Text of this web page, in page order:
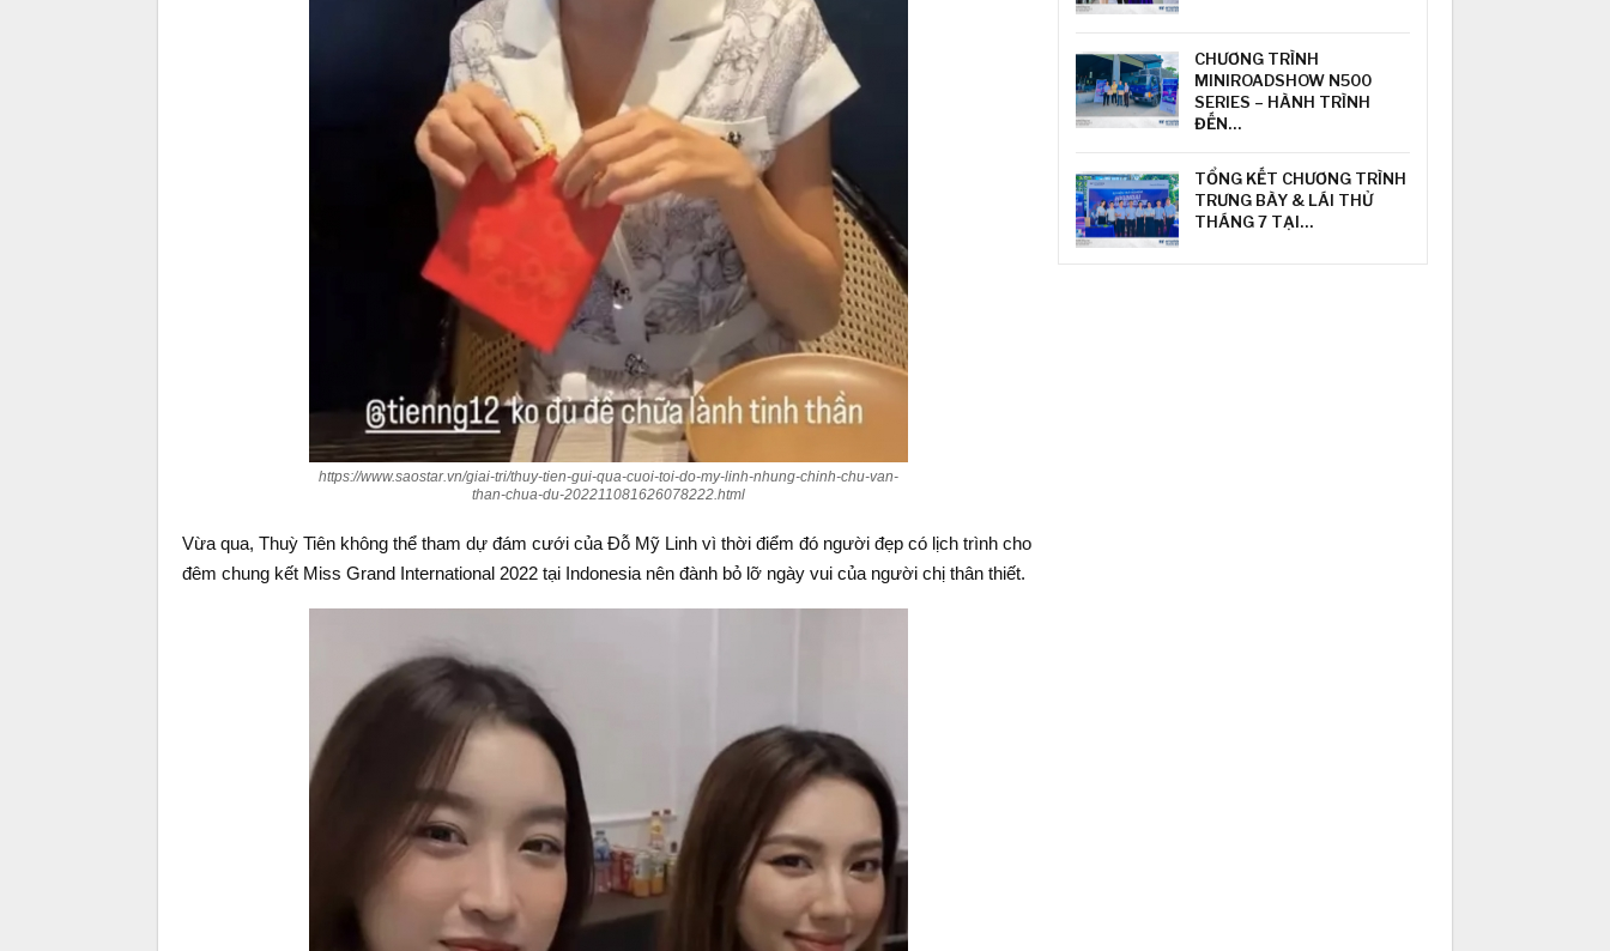
https://www.saostar.vn/giai-tri/thuy-tien-gui-qua-cuoi-toi-do-my-linh-nhung-chinh-chu-van-
than-chua-du-202211081626078222.html
Vừa qua, Thuỳ Tiên không thể tham dự đám cưới của Đỗ Mỹ Linh vì thời điểm đó người đẹp có lịch trình cho
đêm chung kết Miss Grand International 2022 tại Indonesia nên đành bỏ lỡ ngày vui của người chị thân thiết.
CHƯƠNG TRÌNH
MINIROADSHOW N500
SERIES – HÀNH TRÌNH
ĐẾN…
TỔNG KẾT CHƯƠNG TRÌNH
TRƯNG BÀY & LÁI THỬ
THÁNG 7 TẠI…